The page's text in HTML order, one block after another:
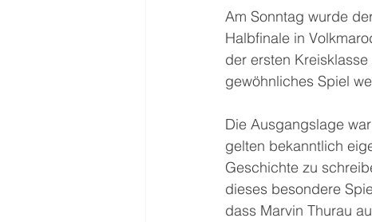
Am Sonntag wurde
Halbfinale in
der ersten
gewöhnliches Spiel
Die Ausgangslage
gelten bekanntlich
Geschichte zu
dieses besondere
dass Marvin Thurau